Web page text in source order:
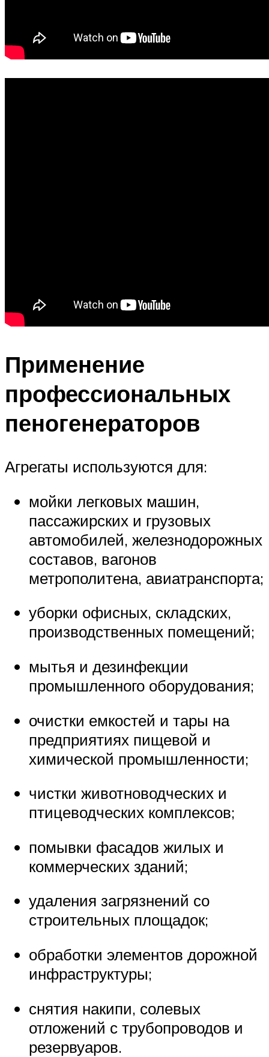
Применение
профессиональных
пеногенераторов
Агрегаты используются для:
мойки легковых машин,
пассажирских и грузовых
автомобилей, железнодорожных
составов, вагонов
метрополитена, авиатранспорта;
уборки офисных, складских,
производственных помещений;
мытья и дезинфекции
промышленного оборудования;
очистки емкостей и тары на
предприятиях пищевой и
химической промышленности;
чистки животноводческих и
птицеводческих комплексов;
помывки фасадов жилых и
коммерческих зданий;
удаления загрязнений со
строительных площадок;
обработки элементов дорожной
инфраструктуры;
снятия накипи, солевых
отложений с трубопроводов и
резервуаров.